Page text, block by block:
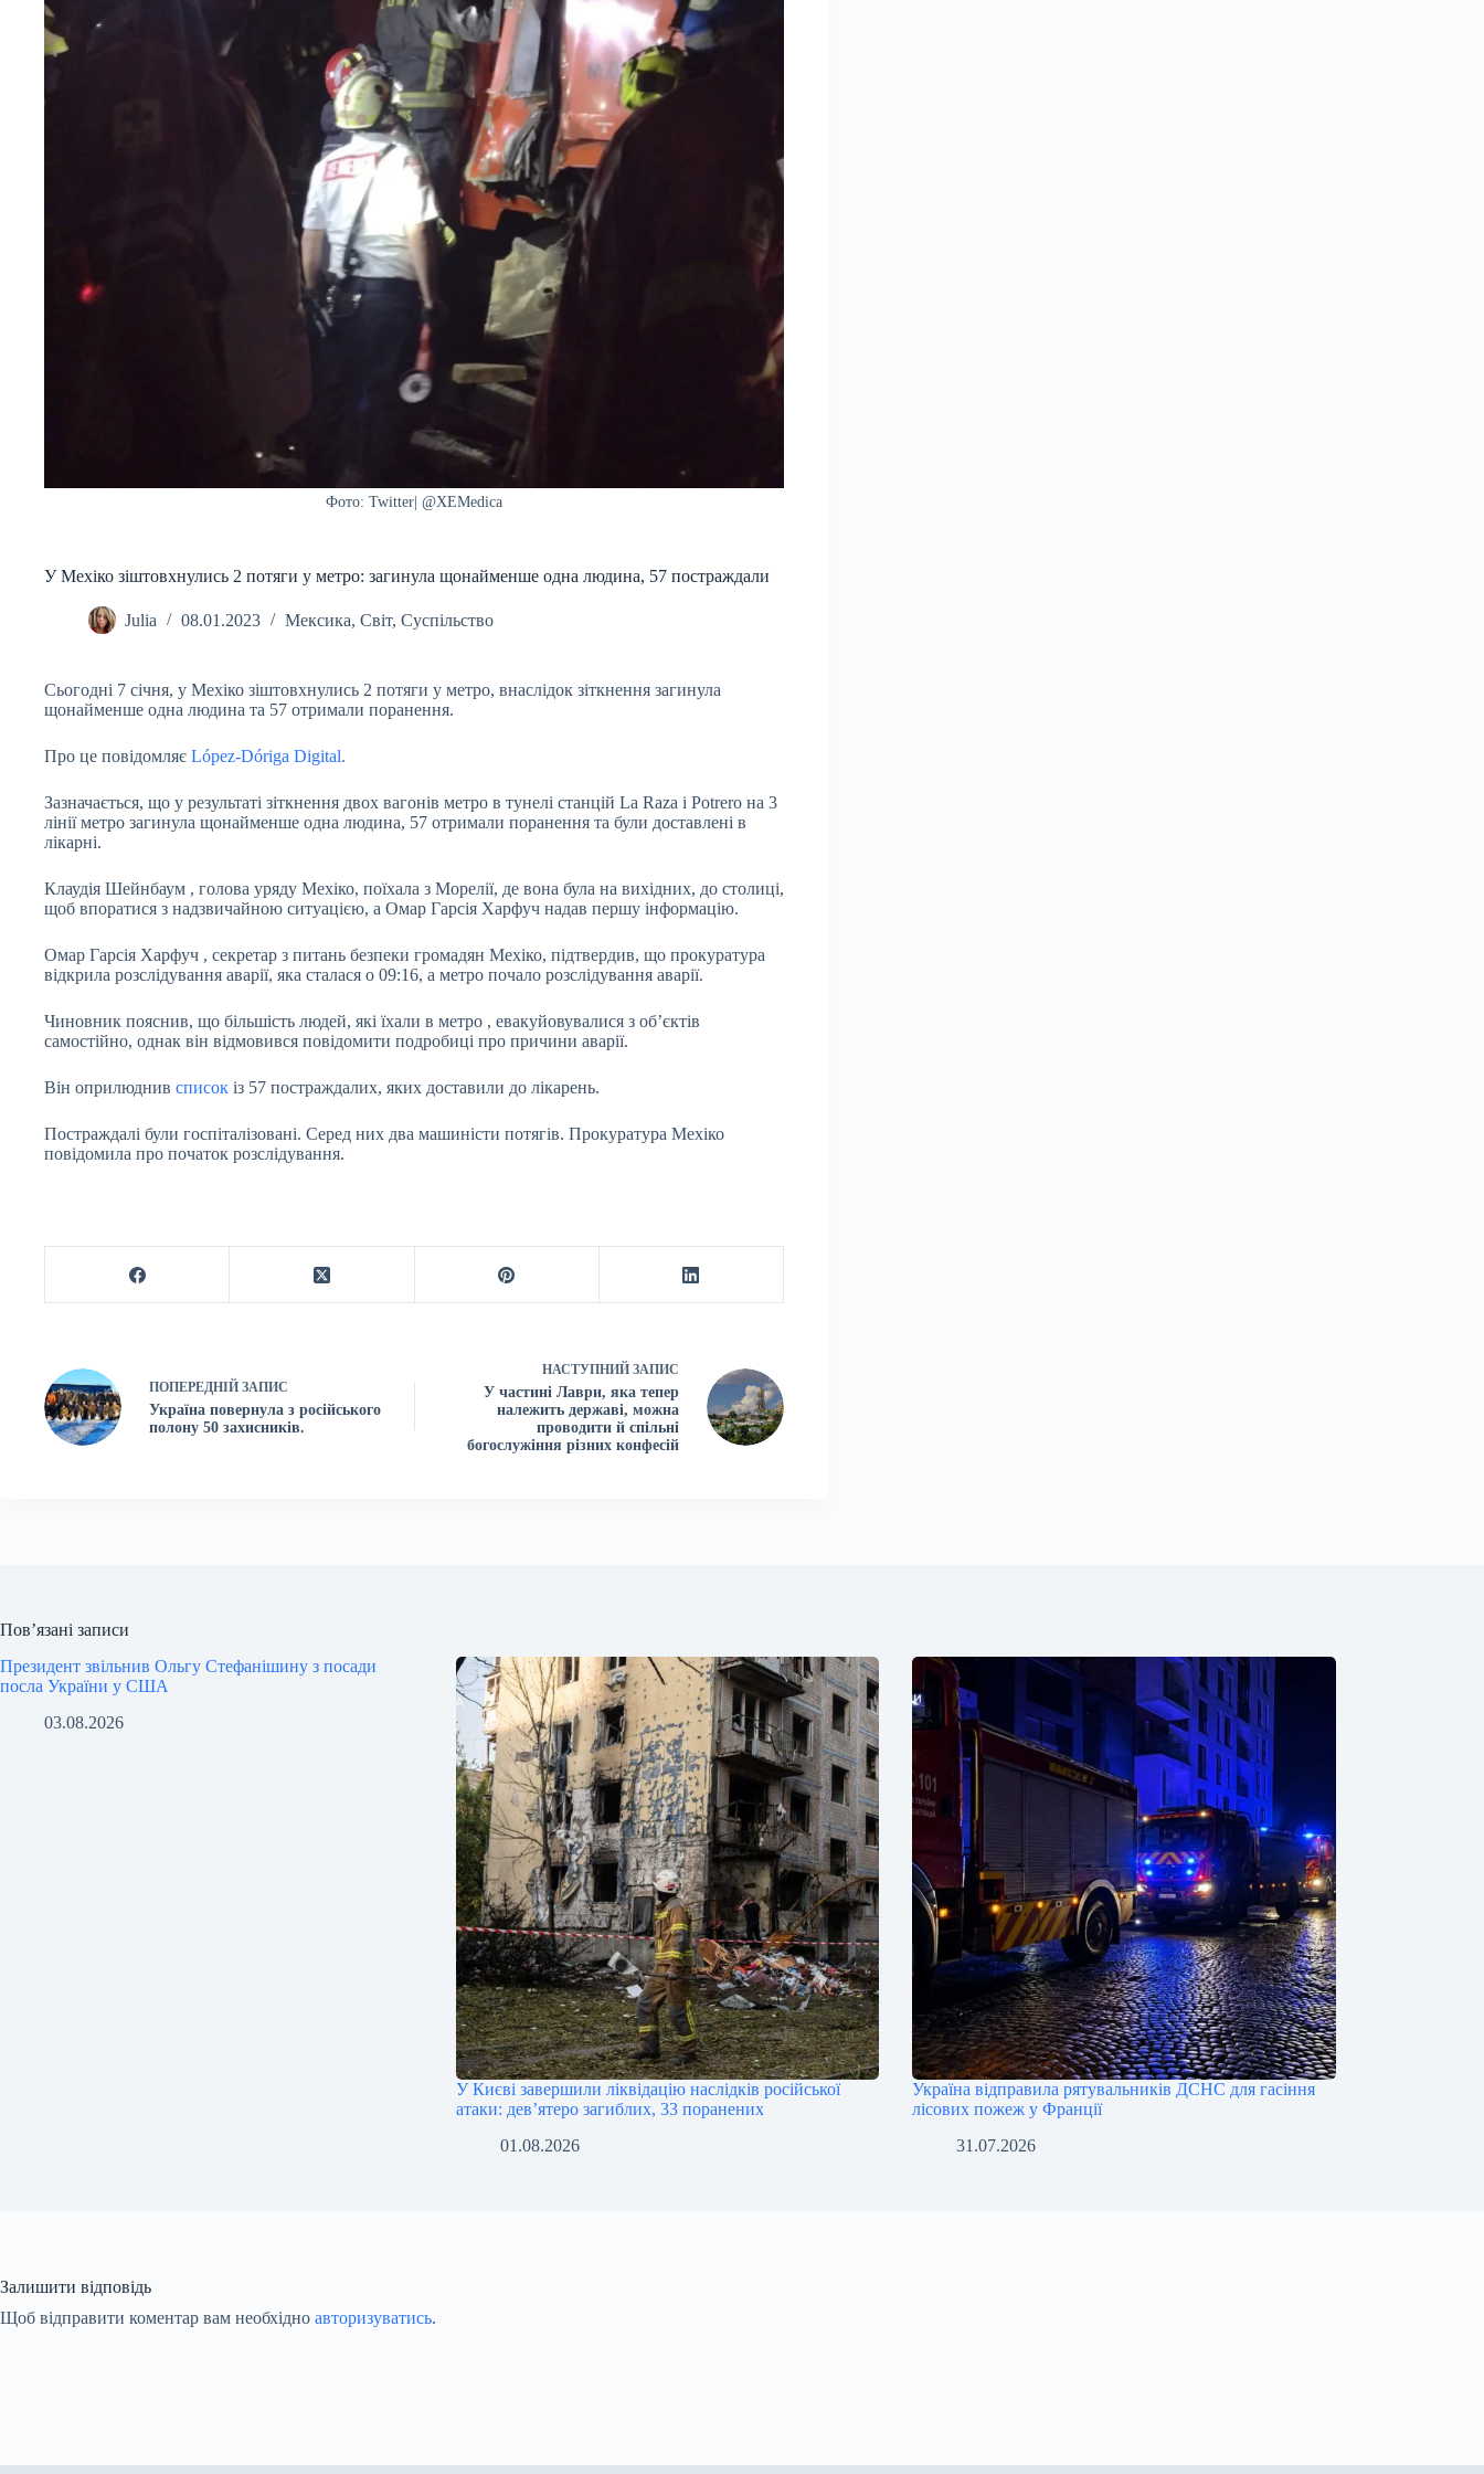
Фото: Twitter| @XEMedica
У Мехіко зіштовхнулись 2 потяги у метро: загинула щонайменше одна людина, 57 постраждали
Julia 08.01.2023 Мексика, Світ, Суспільство
Сьогодні 7 січня, у Мехіко зіштовхнулись 2 потяги у метро, внаслідок зіткнення загинула
щонайменше одна людина та 57 отримали поранення.
Про це повідомляє López-Dóriga Digital.
Зазначається, що у результаті зіткнення двох вагонів метро в тунелі станцій La Raza і Potrero на 3
лінії метро загинула щонайменше одна людина, 57 отримали поранення та були доставлені в
лікарні.
Клаудія Шейнбаум , голова уряду Мехіко, поїхала з Морелії, де вона була на вихідних, до столиці,
щоб впоратися з надзвичайною ситуацією, а Омар Гарсія Харфуч надав першу інформацію.
Омар Гарсія Харфуч , секретар з питань безпеки громадян Мехіко, підтвердив, що прокуратура
відкрила розслідування аварії, яка сталася о 09:16, а метро почало розслідування аварії.
Чиновник пояснив, що більшість людей, які їхали в метро , ​​евакуйовувалися з об’єктів
самостійно, однак він відмовився повідомити подробиці про причини аварії.
Він оприлюднив список із 57 постраждалих, яких доставили до лікарень.
Постраждалі були госпіталізовані. Серед них два машиністи потягів. Прокуратура Мехіко
повідомила про початок розслідування.
ПОПЕРЕДНІЙ ЗАПИС
Україна повернула з російського
полону 50 захисників.
НАСТУПНИЙ ЗАПИС
У частині Лаври, яка тепер
належить державі, можна
проводити й спільні
богослужіння різних конфесій
Пов’язані записи
Президент звільнив Ольгу Стефанішину з посади
посла України у США
03.08.2026
У Києві завершили ліквідацію наслідків російської
атаки: девʼятеро загиблих, 33 поранених
01.08.2026
Україна відправила рятувальників ДСНС для гасіння
лісових пожеж у Франції
31.07.2026
Залишити відповідь
Щоб відправити коментар вам необхідно авторизуватись.